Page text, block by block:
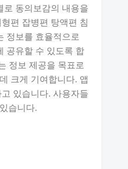
로 동의보감의 내용을
편 잡병편 탕액편 침
정보를 효율적으로
공유할 수 있도록 합
정보 제공을 목표로
크게 기여합니다. 앱
있습니다. 사용자들
습니다.